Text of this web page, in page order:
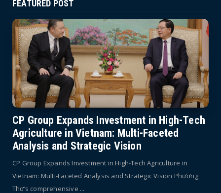
FEATURED POST
CP Group Expands Investment in High-Tech
Agriculture in Vietnam: Multi-Faceted
Analysis and Strategic Vision
CP Group Expands Investment in High-Tech Agriculture in
Vietnam: Multi-Faceted Analysis and Strategic Vision Phương
Thơ’s comprehensive ...